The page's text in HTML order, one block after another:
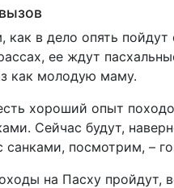
как в дело опять пойдут
ее ждут
как молодую маму.
хороший опыт
Сейчас будут,
санками, посмотрим, –
на Пасху пройдут,